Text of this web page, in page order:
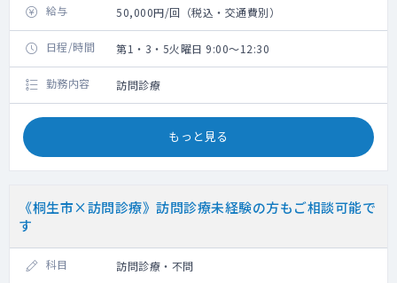
給与 50,000円/回（税込・交通費別）
日程/時間 第1・3・5火曜日 9:00～12:30
勤務内容 訪問診療
もっと見る
《桐生市×訪問診療》訪問診療未経験の方もご相談可能で
す
科目 訪問診療・不問